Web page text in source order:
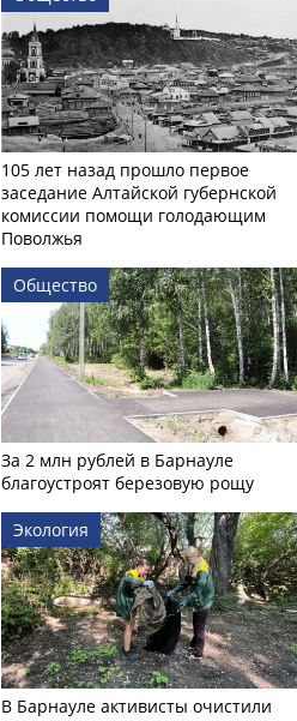
105 лет назад прошло первое
заседание Алтайской губернской
комиссии помощи голодающим
Поволжья
Общество
За 2 млн рублей в Барнауле
благоустроят березовую рощу
Экология
В Барнауле активисты очистили